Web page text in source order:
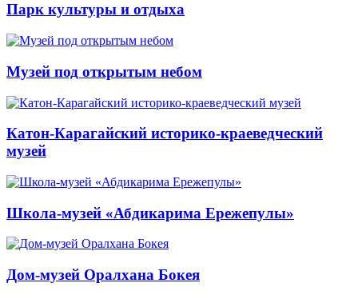
Парк культуры и отдыха
Музей под открытым небом
Катон-Карагайский историко-краеведческий
музей
Школа-музей «Абдикарима Ережепулы»
Дом-музей Оралхана Бокея